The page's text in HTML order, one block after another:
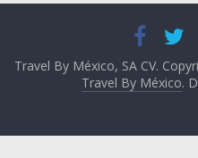
Travel By México, SA CV.
Travel By México.